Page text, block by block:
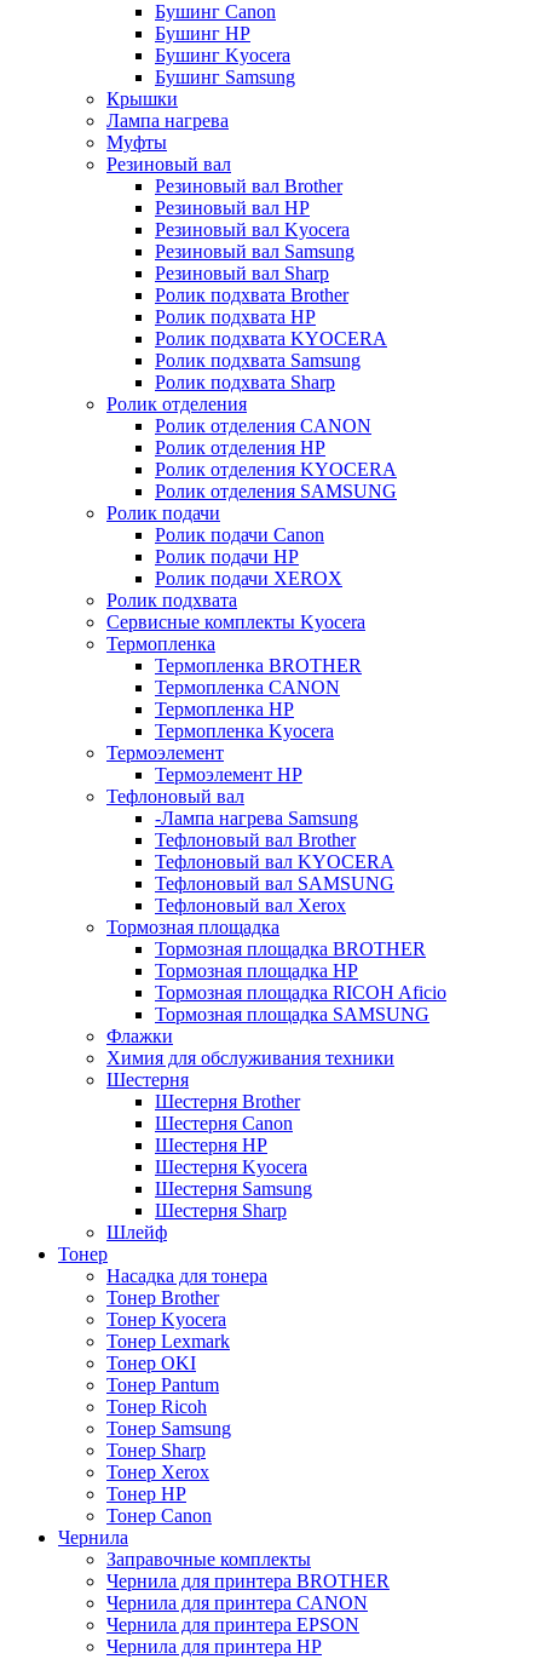
Бушинг Canon
Бушинг HP
Бушинг Kyocera
Бушинг Samsung
Крышки
Лампа нагрева
Муфты
Резиновый вал
Резиновый вал Brother
Резиновый вал HP
Резиновый вал Kyocera
Резиновый вал Samsung
Резиновый вал Sharp
Ролик подхвата Brother
Ролик подхвата HP
Ролик подхвата KYOCERA
Ролик подхвата Samsung
Ролик подхвата Sharp
Ролик отделения
Ролик отделения CANON
Ролик отделения HP
Ролик отделения KYOCERA
Ролик отделения SAMSUNG
Ролик подачи
Ролик подачи Canon
Ролик подачи HP
Ролик подачи XEROX
Ролик подхвата
Сервисные комплекты Kyocera
Термопленка
Термопленка BROTHER
Термопленка CANON
Термопленка HP
Термопленка Kyocera
Термоэлемент
Термоэлемент НР
Тефлоновый вал
-Лампа нагрева Samsung
Тефлоновый вал Brother
Тефлоновый вал KYOCERA
Тефлоновый вал SAMSUNG
Тефлоновый вал Xerox
Тормозная площадка
Тормозная площадка BROTHER
Тормозная площадка HP
Тормозная площадка RICOH Aficio
Тормозная площадка SAMSUNG
Флажки
Химия для обслуживания техники
Шестерня
Шестерня Brother
Шестерня Canon
Шестерня HP
Шестерня Kyocera
Шестерня Samsung
Шестерня Sharp
Шлейф
Тонер
Насадка для тонера
Тонер Brother
Тонер Kyocera
Тонер Lexmark
Тонер OKI
Тонер Pantum
Тонер Ricoh
Тонер Samsung
Тонер Sharp
Тонер Xerox
Тонер НР
Тонер Саnon
Чернила
Заправочные комплекты
Чернила для принтера BROTHER
Чернила для принтера CANON
Чернила для принтера EPSON
Чернила для принтера HP